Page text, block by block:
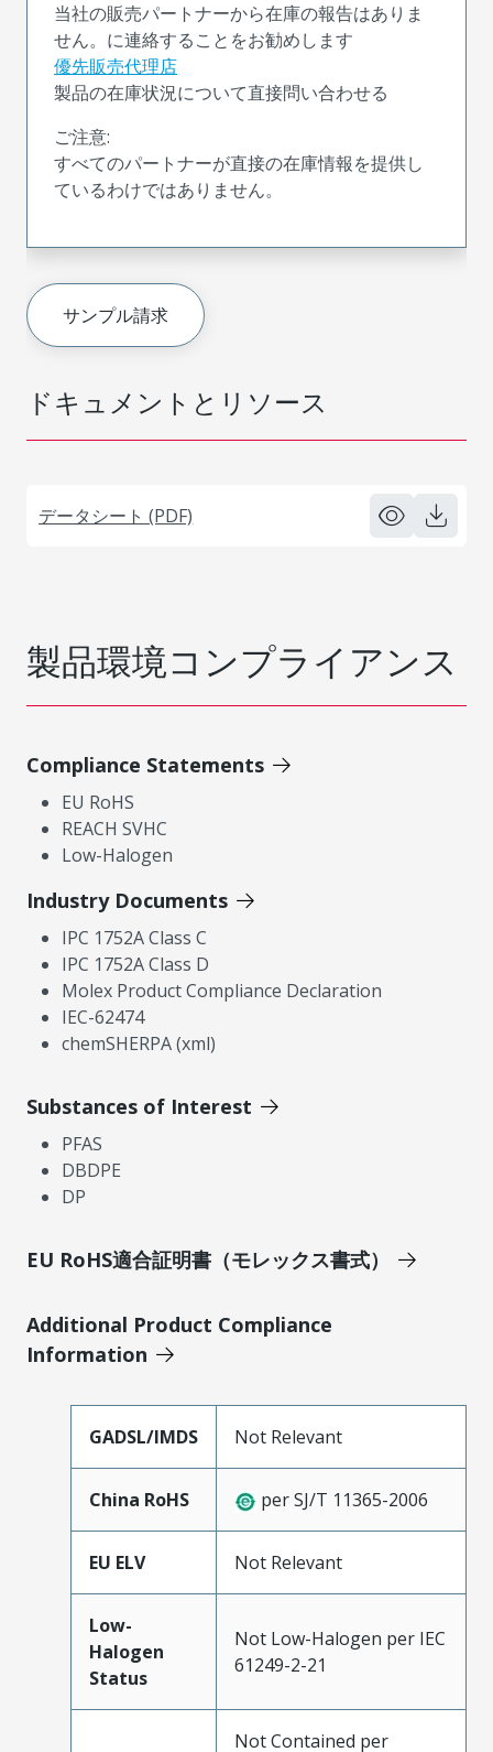
ドキュメントとリソース
データシート (PDF)
当社の販売パートナーから在庫の報告はありま
せん。に連絡することをお勧めします
優先販売代理店
製品の在庫状況について直接問い合わせる
ご注意:
すべてのパートナーが直接の在庫情報を提供し
ているわけではありません。
サンプル請求
製品環境コンプライアンス
Compliance Statements
EU RoHS
REACH SVHC
Low-Halogen
Industry Documents
IPC 1752A Class C
IPC 1752A Class D
Molex Product Compliance Declaration
IEC-62474
chemSHERPA (xml)
Substances of Interest
PFAS
DBDPE
DP
EU RoHS適合証明書（モレックス書式）
Additional Product Compliance
Information
GADSL/IMDS Not Relevant
China RoHS per SJ/T 11365-2006
EU ELV Not Relevant
Low-
Halogen
Status
Not Low-Halogen per IEC
61249-2-21
Not Contained per